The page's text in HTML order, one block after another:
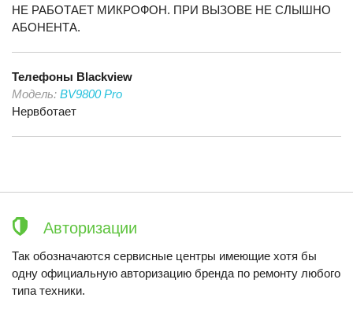
НЕ РАБОТАЕТ МИКРОФОН. ПРИ ВЫЗОВЕ НЕ СЛЫШНО
АБОНЕНТА.
Телефоны Blackview
Модель: BV9800 Pro
Нервботает
Авторизации
Так обозначаются сервисные центры имеющие хотя бы
одну официальную авторизацию бренда по ремонту любого
типа техники.